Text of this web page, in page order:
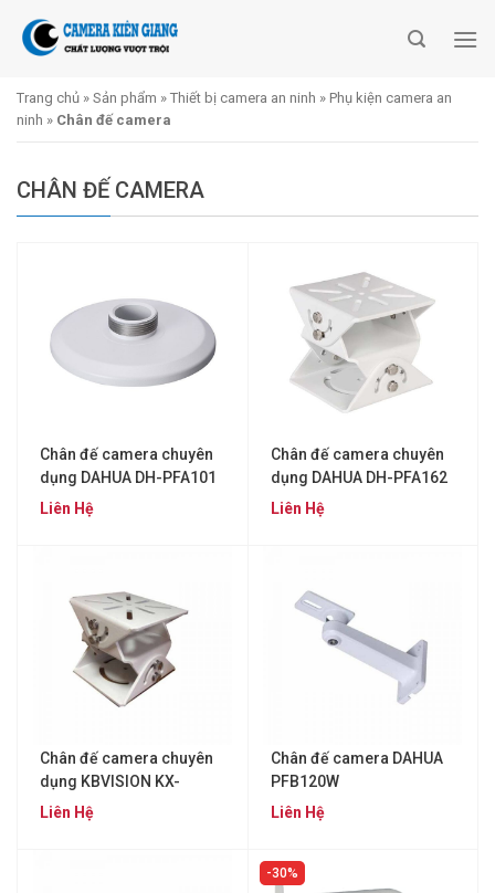
Trang chủ » Sản phẩm » Thiết bị camera an ninh » Phụ kiện camera an
ninh » Chân đế camera
CHÂN ĐẾ CAMERA
Chân đế camera chuyên
dụng DAHUA DH-PFA101
Liên Hệ
Chân đế camera chuyên
dụng DAHUA DH-PFA162
Liên Hệ
Chân đế camera chuyên
dụng KBVISION KX-
F1880B
Liên Hệ
Chân đế camera DAHUA
PFB120W
Liên Hệ
30%